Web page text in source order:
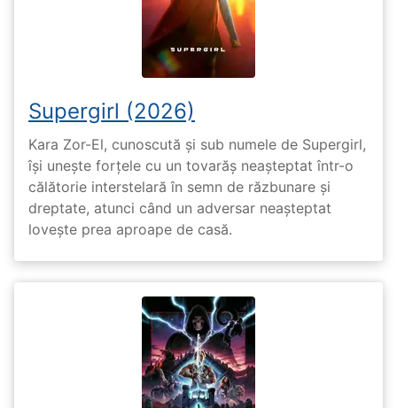
Supergirl (2026)
Kara Zor-El, cunoscută și sub numele de Supergirl,
își unește forțele cu un tovarăș neașteptat într-o
călătorie interstelară în semn de răzbunare și
dreptate, atunci când un adversar neașteptat
lovește prea aproape de casă.